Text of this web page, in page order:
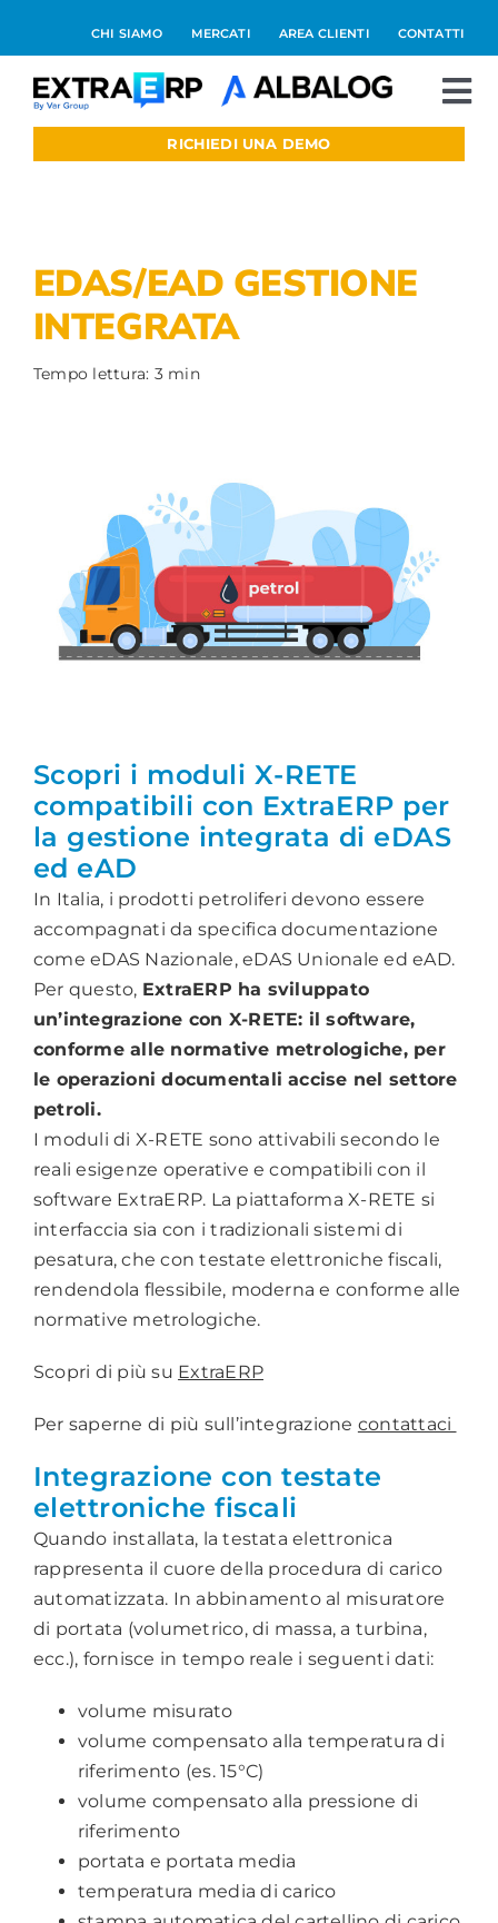
al
contenuto
CHI SIAMO MERCATI AREA CLIENTI CONTATTI
Extraerp Aree
Integrazioni
Blog
RICHIEDI UNA DEMO
EDAS/EAD GESTIONE
INTEGRATA
Tempo lettura: 3 min
Scopri i moduli X-RETE
compatibili con ExtraERP per
la gestione integrata di eDAS
ed eAD
In Italia, i prodotti petroliferi devono essere
accompagnati da specifica documentazione
come eDAS Nazionale, eDAS Unionale ed eAD.
Per questo, ExtraERP ha sviluppato
un’integrazione con X-RETE: il software,
conforme alle normative metrologiche, per
le operazioni documentali accise nel settore
petroli.
I moduli di X-RETE sono attivabili secondo le
reali esigenze operative e compatibili con il
software ExtraERP. La piattaforma X-RETE si
interfaccia sia con i tradizionali sistemi di
pesatura, che con testate elettroniche fiscali,
rendendola flessibile, moderna e conforme alle
normative metrologiche.
Scopri di più su ExtraERP
Per saperne di più sull’integrazione contattaci
Integrazione con testate
elettroniche fiscali
Quando installata, la testata elettronica
rappresenta il cuore della procedura di carico
automatizzata. In abbinamento al misuratore
di portata (volumetrico, di massa, a turbina,
ecc.), fornisce in tempo reale i seguenti dati:
volume misurato
volume compensato alla temperatura di
riferimento (es. 15°C)
volume compensato alla pressione di
riferimento
portata e portata media
temperatura media di carico